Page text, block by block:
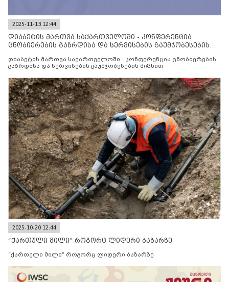
2025-11-13 12:44
დიაბეტის მართვა საქართველოში - კონფერენცია
ცნობიერების გაზრდისა და სერვისების გაუმჯობესების
დიაბეტის მართვა საქართველოში - კონფერენცია ცნობიერების
გაზრდისა და სერვისების გაუმჯობესების მიზნით
2025-10-20 12:44
“ქართული მილი” როგორც ლიდერი ბაზარზე
“ქართული მილი” როგორც ლიდერი ბაზარზე